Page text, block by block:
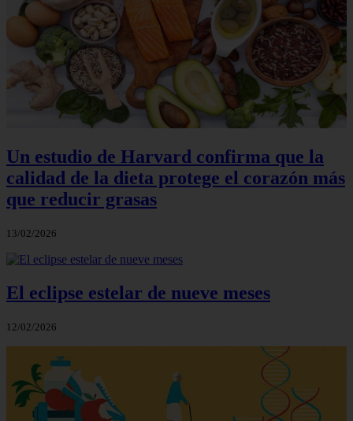
Un estudio de Harvard confirma que la
calidad de la dieta protege el corazón más
que reducir grasas
13/02/2026
El eclipse estelar de nueve meses
12/02/2026